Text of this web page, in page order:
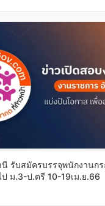
รับสมัครบรรจุพนักงานกร
ม.3-ป.ตรี 10-19เม.ย.66